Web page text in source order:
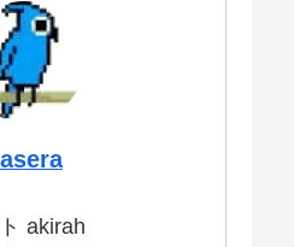
akirah